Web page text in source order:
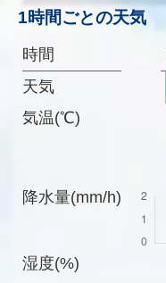
1時間ごとの天気
時間
天気
気温(℃)
降水量(mm/h)
湿度(%)